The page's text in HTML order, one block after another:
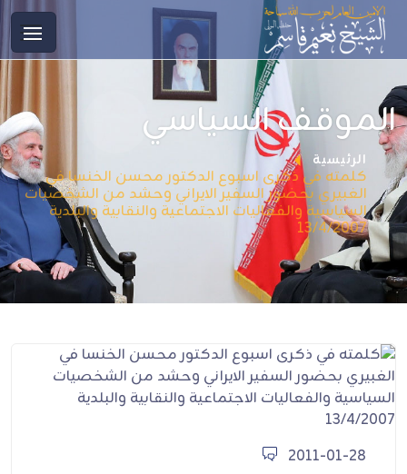
الموقف السياسي
الرئيسية
كلمته في ذكرى اسبوع الدكتور محسن الخنسا في
الغبيري بحضور السفير الايراني وحشد من الشخصيات
السياسية والفعاليات الاجتماعية والنقابية والبلدية
13/4/2007
2011-01-28